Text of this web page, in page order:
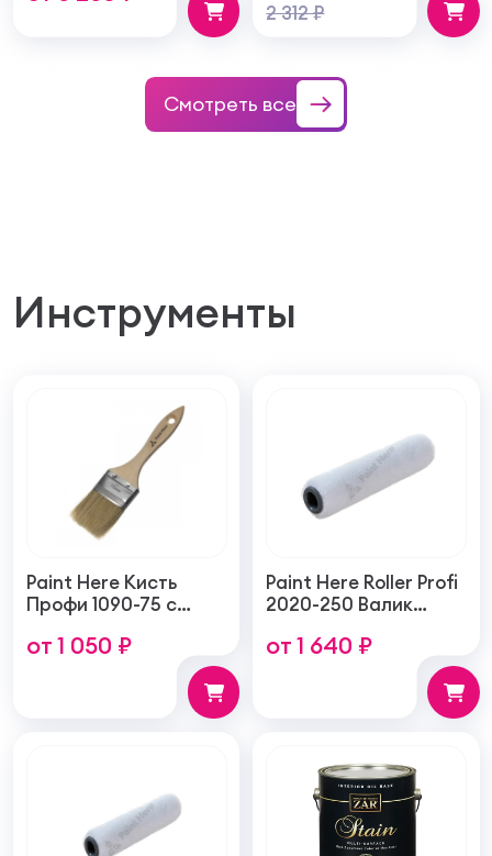
2 312 ₽
Смотреть все
Инструменты
Paint Here Кисть
Профи 1090-75 с
щетиной плоская
от 1 050 ₽
Paint Here Roller Profi
2020-250 Валик
тонкую гладкую
структуру покрытия
от 1 640 ₽